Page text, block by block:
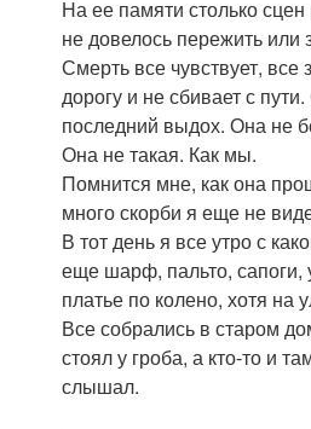
На ее памяти столько сцен
не довелось пережить или
Смерть все чувствует,
дорогу и не сбивает с
последний выдох. Она не
Она не такая. Как мы.
Помнится мне, как она
много скорби я еще не
В тот день я все утро с
еще шарф, пальто,
платье по колено, хотя на
Все собрались в старом
стоял у гроба, а кто-то и
слышал.